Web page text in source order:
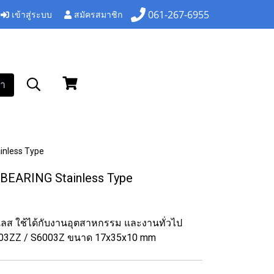
เข้าสู่ระบบ สมัครสมาชิก 061-267-6955
Type
Stainless Type
ส ใช้ได้กับงานอุตสาหกรรม และงานทั่วไป
/ S6003Z ขนาด 17x35x10 mm